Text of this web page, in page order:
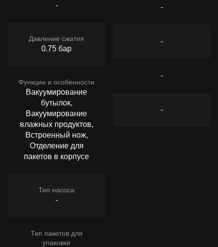
-
Давление сжатия
0.75 бар
Функции и особенности
Вакуумирование
бутылок,
Вакуумирование
влажных продуктов,
Встроенный нож,
Отделение для
пакетов в корпусе
Тип насоса
-
Тип пакетов для
упаковки
-
-
-
-